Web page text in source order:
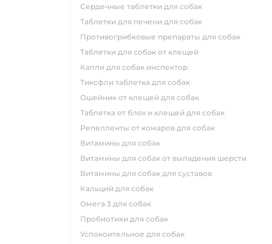
сердечные таблетки для собак
таблетки для печени для собак
противогрибковые препараты для собак
таблетки для собак от клещей
капли для собак инспектор
тиксфли таблетка для собак
ошейник от клещей для собак
таблетка от блох и клещей для собак
репелленты от комаров для собак
витамины для собак
витамины для собак от выпадения шерсти
витамины для собак для суставов
кальций для собак
омега 3 для собак
пробиотики для собак
успокоительное для собак